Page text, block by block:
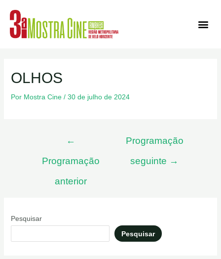
OLHOS
Por Mostra Cine / 30 de julho de 2024
←
Programação
anterior
Programação
seguinte →
Pesquisar
Pesquisar